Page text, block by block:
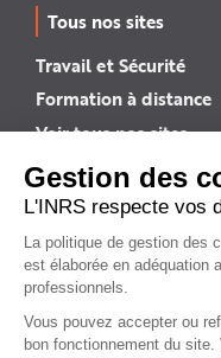
Tous nos sites
Travail et Sécurité
Formation à distance
Voir tous nos sites →
INRS English
INRS (english version)